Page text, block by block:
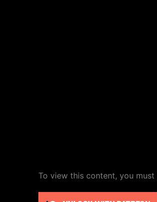
To view this content, you